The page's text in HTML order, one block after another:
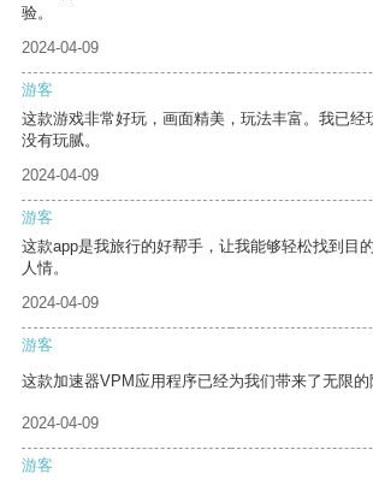
验。
2024-04-09
游客
这款游戏非常好玩，画面精美，玩法丰富。我已经
没有玩腻。
2024-04-09
游客
这款app是我旅行的好帮手，让我能够轻松找到目
人情。
2024-04-09
游客
这款加速器VPM应用程序已经为我们带来了无限的
2024-04-09
游客